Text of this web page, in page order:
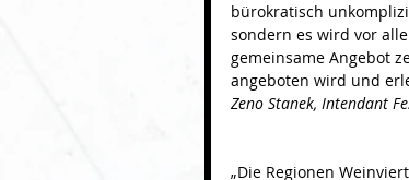
bürokratisch
sondern es wird vor
gemeinsame Angebot
angeboten wird und
Zeno Stanek, Intendant
„Die Regionen